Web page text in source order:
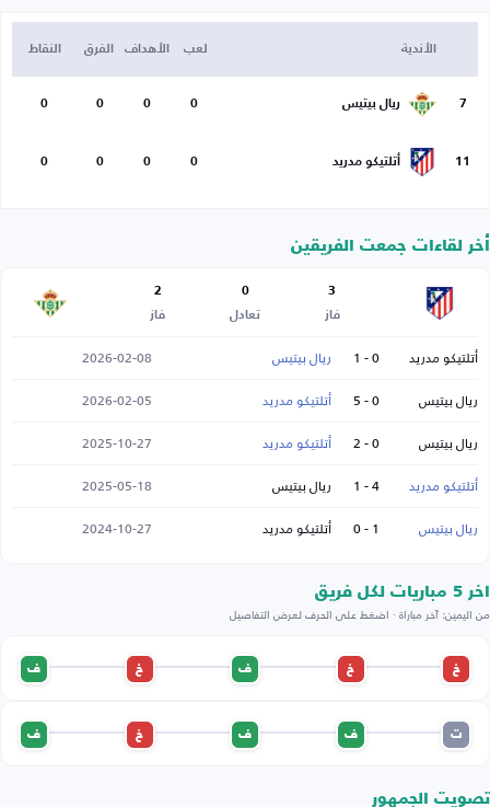
الأندية لعب الأهداف الفرق النقاط
7 ريال بيتيس 0
0
0
0
11 أتلتيكو مدريد 0
0
0
0
أخر لقاءات جمعت الفريقين
3
فاز
0
تعادل
2
فاز
أتلتيكو مدريد 0 - 1 ريال بيتيس
2026-02-08
ريال بيتيس
0 - 5 أتلتيكو مدريد
2026-02-05
ريال بيتيس
0 - 2 أتلتيكو مدريد
2025-10-27
أتلتيكو مدريد
4 - 1 ريال بيتيس
2025-05-18
ريال بيتيس
1 - 0 أتلتيكو مدريد 2024-10-27
اخر 5 مباريات لكل فريق
من اليمين: آخر مباراة · اضغط على الحرف لعرض التفاصيل
خ خ ف خ ف
ت ف ف خ ف
تصويت الجمهور